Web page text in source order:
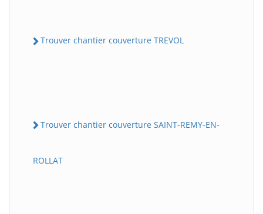
Trouver chantier couverture TREVOL
Trouver chantier couverture SAINT-REMY-EN-
ROLLAT